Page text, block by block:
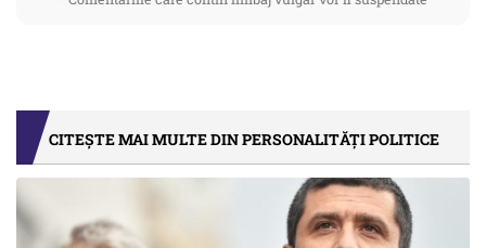
CITEȘTE MAI MULTE DIN PERSONALITĂȚI POLITICE